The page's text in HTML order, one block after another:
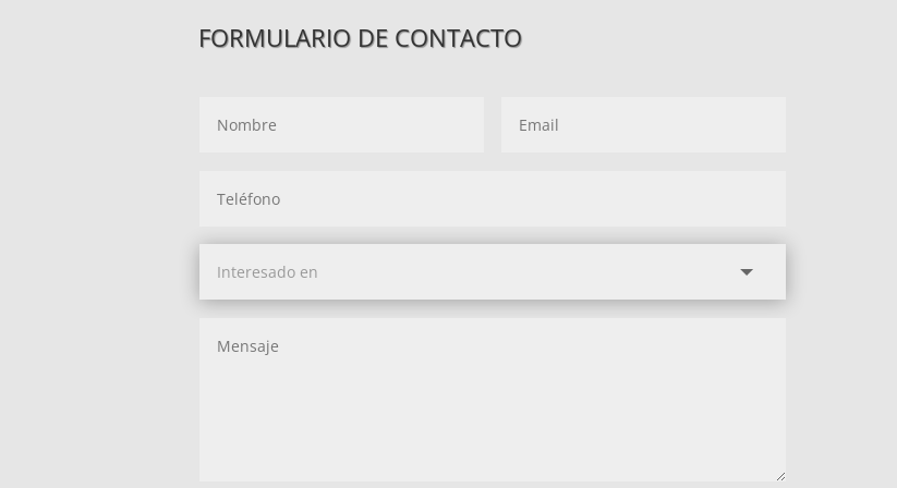
FORMULARIO DE CONTACTO